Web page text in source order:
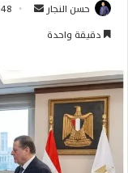
حسن النجار
ب
ر
ي
د
ا
12:48
دقيقة واحدة